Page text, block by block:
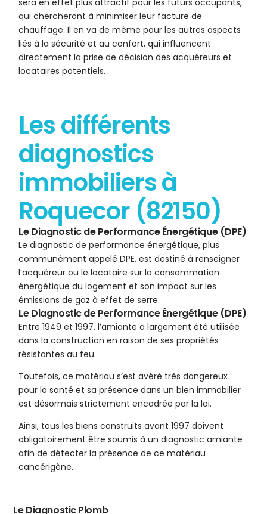
sera en effet plus attractif pour les futurs occupants,
qui chercheront à minimiser leur facture de
chauffage. Il en va de même pour les autres aspects
liés à la sécurité et au confort, qui influencent
directement la prise de décision des acquéreurs et
locataires potentiels.
Les différents
diagnostics
immobiliers à
Roquecor (82150)
Le Diagnostic de Performance Énergétique (DPE)
Le diagnostic de performance énergétique, plus
communément appelé DPE, est destiné à renseigner
l’acquéreur ou le locataire sur la consommation
énergétique du logement et son impact sur les
émissions de gaz à effet de serre.
Le Diagnostic de Performance Énergétique (DPE)
Entre 1949 et 1997, l’amiante a largement été utilisée
dans la construction en raison de ses propriétés
résistantes au feu.
Toutefois, ce matériau s’est avéré très dangereux
pour la santé et sa présence dans un bien immobilier
est désormais strictement encadrée par la loi.
Ainsi, tous les biens construits avant 1997 doivent
obligatoirement être soumis à un diagnostic amiante
afin de détecter la présence de ce matériau
cancérigène.
Le Diagnostic Plomb